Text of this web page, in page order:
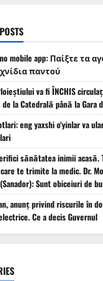
mobile app: Παίξτε τα
παντού
va fi ÎNCHIS
la Catedrală până la Gara
eng yaxshi o‘yinlar va
sănătatea inimii acasă.
te trimite la medic. Dr.
Sunt obiceiuri de
anunț privind riscurile în
Ce a decis Guvernul